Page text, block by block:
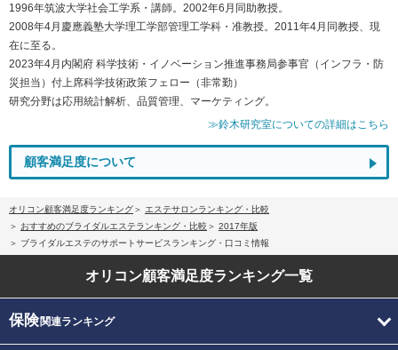
1996年筑波大学社会工学系・講師。2002年6月同助教授。
2008年4月慶應義塾大学理工学部管理工学科・准教授。2011年4月同教授、現
在に至る。
2023年4月内閣府 科学技術・イノベーション推進事務局参事官（インフラ・防
災担当）付上席科学技術政策フェロー（非常勤）
研究分野は応用統計解析、品質管理、マーケティング。
≫鈴木研究室についての詳細はこちら
顧客満足度について
オリコン顧客満足度ランキング
エステサロンランキング・比較
おすすめのブライダルエステランキング・比較
2017年版
ブライダルエステのサポートサービスランキング・口コミ情報
オリコン顧客満足度ランキング一覧
保険関連ランキング